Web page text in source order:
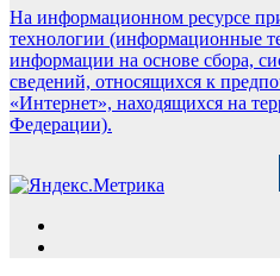
На информационном ресурсе
технологии (информационные
информации на основе сбора,
сведений, относящихся к
«Интернет», находящихся на
Федерации).